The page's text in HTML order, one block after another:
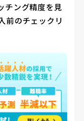
チング精度を見
前のチェックリ